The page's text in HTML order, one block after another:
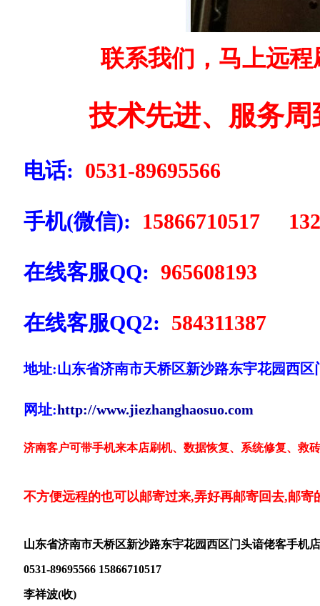
联系我们，马上远
技术先进、服务
电话: 0531-89695566
手机(微信): 15866710517
在线客服QQ: 965608193
在线客服QQ2: 584311387
地址:山东省济南市天桥区新沙路东宇花园西区
网址:http://www.jiezhanghaosuo.com
济南客户可带手机来本店刷机、数据恢复、系统修复、救
不方便远程的也可以邮寄过来,弄好再邮寄回去,邮寄
山东省济南市天桥区新沙路东宇花园西区门头谙佬客手机店
0531-89695566 15866710517
李祥波(收)